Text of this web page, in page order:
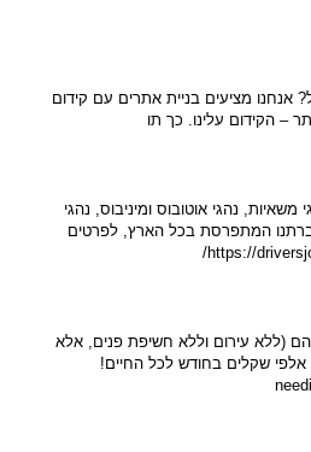
אנחנו מציעים בניית אתרים עם קידום
– הקידום עלינו. כך תו
נהגי אוטובוס ומיניבוס, נהגי
המתפרסת בכל הארץ, לפרטים
(ללא עירום וללא חשיפת פנים, אלא
אלפי שקלים בחודש לכל החיים!